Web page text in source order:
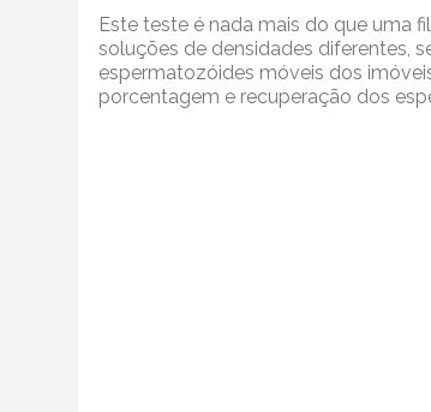
Este teste é nada mais do que uma
soluções de densidades diferentes,
espermatozóides móveis dos
porcentagem e recuperação dos